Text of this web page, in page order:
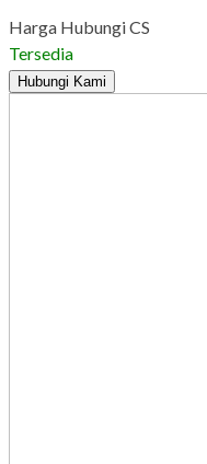
Harga Hubungi CS
Tersedia
Hubungi Kami